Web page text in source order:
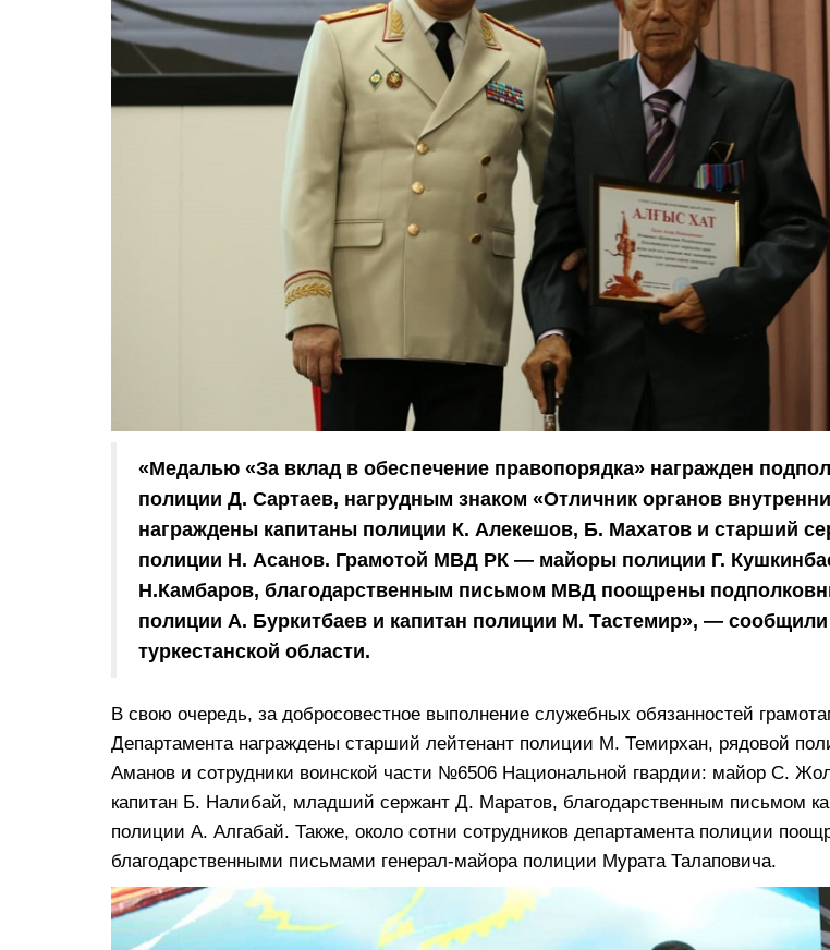
«Медалью «За вклад в обеспечение правопорядка» награжден
полиции Д. Сартаев, нагрудным знаком «Отличник органов
награждены капитаны полиции К. Алекешов, Б. Махатов и старший
полиции Н. Асанов. Грамотой МВД РК — майоры полиции Г.
Н.Камбаров, благодарственным письмом МВД поощрены
полиции А. Буркитбаев и капитан полиции М. Тастемир», —
туркестанской области.
В свою очередь, за добросовестное выполнение служебных обязанностей
Департамента награждены старший лейтенант полиции М. Темирхан, рядовой
Аманов и сотрудники воинской части №6506 Национальной гвардии: майор С.
капитан Б. Налибай, младший сержант Д. Маратов, благодарственным письмом
полиции А. Алгабай. Также, около сотни сотрудников департамента полиции
благодарственными письмами генерал-майора полиции Мурата Талаповича.